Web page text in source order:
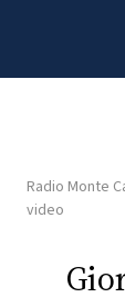
HOME
RADIO
Radio Monte
video